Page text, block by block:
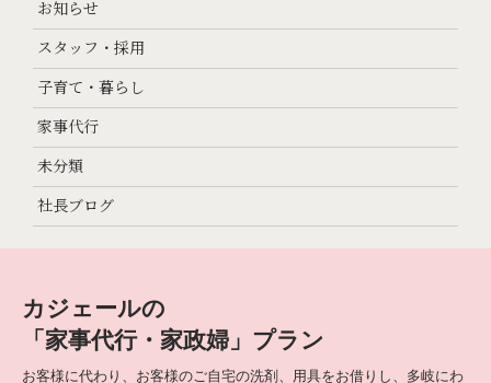
お知らせ
スタッフ・採用
子育て・暮らし
家事代行
未分類
社長ブログ
カジェールの
「家事代行・家政婦」プラン
お客様に代わり、お客様のご自宅の洗剤、用具をお借りし、多岐にわ